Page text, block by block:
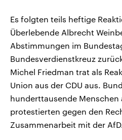
Es folgten teils heftige
Überlebende Albrecht
Abstimmungen im
Bundesverdienstkreuz
Michel Friedman trat als
Union aus der CDU aus.
hunderttausende Menschen
protestierten gegen den
Zusammenarbeit mit der AfD.